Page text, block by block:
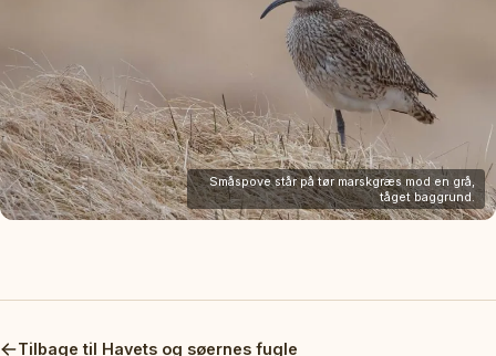
Småspove står på tør marskgræs mod en grå,
tåget baggrund.
Tilbage til Havets og søernes fugle